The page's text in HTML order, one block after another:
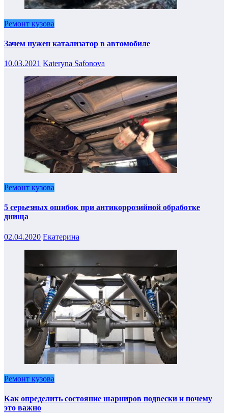
Ремонт кузова
Зачем нужен катализатор в автомобиле
10.03.2021 Kateryna Safonova
Ремонт кузова
5 серьезных ошибок при антикоррозийной обработке
днища
02.04.2020 Екатерина
Ремонт кузова
Как определить состояние шарниров подвески и почему
это важно